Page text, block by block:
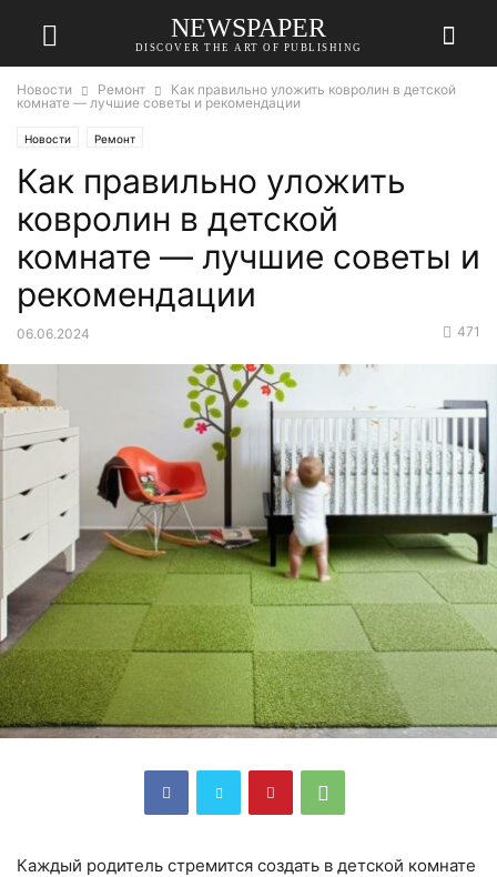
NEWSPAPER
DISCOVER THE ART OF PUBLISHING
Новости Ремонт
Как правильно уложить ковролин в детской
комнате — лучшие советы и рекомендации
Новости Ремонт
Как правильно уложить
ковролин в детской
комнате — лучшие советы и
рекомендации
06.06.2024 471
Каждый родитель стремится создать в детской комнате